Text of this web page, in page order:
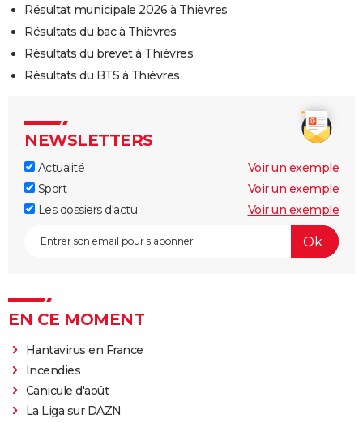
Résultat municipale 2026 à Thièvres
Résultats du bac à Thièvres
Résultats du brevet à Thièvres
Résultats du BTS à Thièvres
NEWSLETTERS
Actualité
Voir un exemple
Sport
Voir un exemple
Les dossiers d'actu
Voir un exemple
EN CE MOMENT
Hantavirus en France
Incendies
Canicule d'août
La Liga sur DAZN